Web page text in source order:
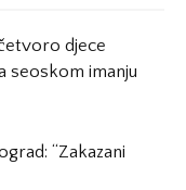
djece
seoskom imanju
“Zakazani